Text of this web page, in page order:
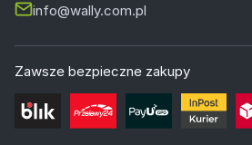
info@wally.com.pl
Zawsze bezpieczne zakupy